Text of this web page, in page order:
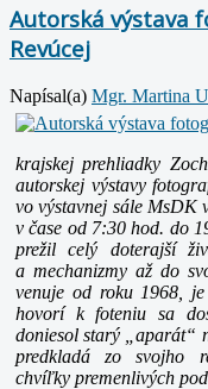
Autorská výstava
Revúcej
Napísal(a) Mgr. Martina
krajskej prehliadky
autorskej výstavy
vo výstavnej sále MsDK
v čase od 7:30 hod. do
prežil celý doterajší
a mechanizmy až do
venuje od roku 1968,
hovorí k foteniu sa
doniesol starý „aparát“
predkladá zo svojho
chvíľky premenlivých